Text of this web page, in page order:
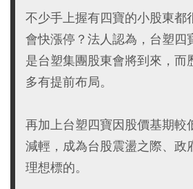
不少手上握有四寶的小股東都
會快漲停？法人認為，台塑四
是台塑集團股東會將到來，而
多有提前布局。
再加上台塑四寶因股價基期較
減輕，成為台股震盪之際、政
理想標的。